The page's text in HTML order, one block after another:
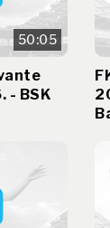
50:05
- BSK